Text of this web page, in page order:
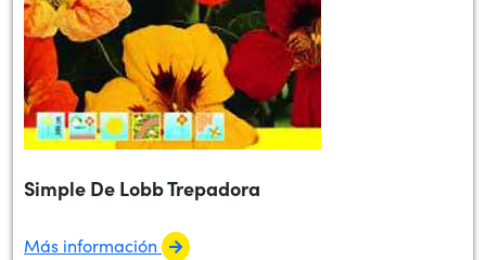
Simple De Lobb Trepadora
Más información